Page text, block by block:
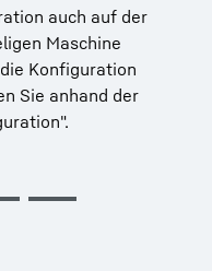
auch auf der
Maschine
Konfiguration
Sie anhand der
Sie eine
Konfiguration